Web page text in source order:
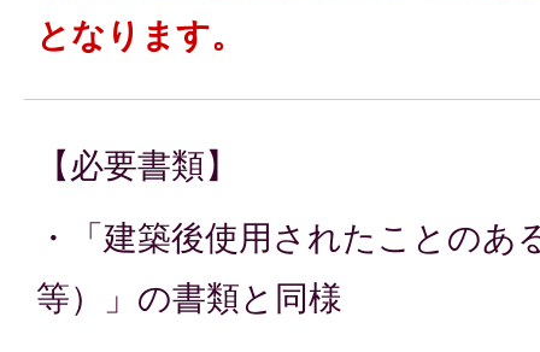
となります。
【必要書類】
・「建築後使用されたことのあ
等）」の書類と同様